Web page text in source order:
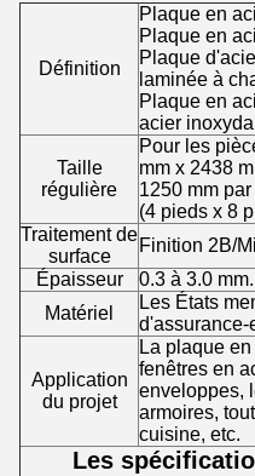
Définition
Plaque en
Plaque en
Plaque
laminée à
Plaque en
acier
Taille
régulière
Pour les
mm x 2438
1250 mm
(4 pieds x 8
Traitement de
surface
Finition 2B/
Épaisseur
0.3 à 3.0 mm.
Matériel
Les États
d'assurance-
Application
du projet
La plaque
fenêtres en
enveloppes,
armoires,
cuisine, etc.
Les